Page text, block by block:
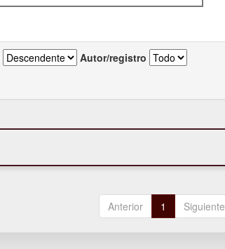
Autor/registro
Anterior 1 Siguiente